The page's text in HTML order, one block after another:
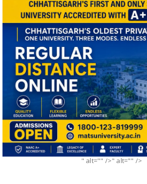
" alt="" />" alt="" />